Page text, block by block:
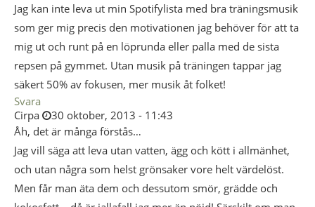
Jag kan inte leva ut min Spotifylista med bra träningsmusik
som ger mig precis den motivationen jag behöver för att ta
mig ut och runt på en löprunda eller palla med de sista
repsen på gymmet. Utan musik på träningen tappar jag
säkert 50% av fokusen, mer musik åt folket!
Svara
Cirpa
30 oktober, 2013 - 11:43
Åh, det är många förstås…
Jag vill säga att leva utan vatten, ägg och kött i allmänhet,
och utan några som helst grönsaker vore helt värdelöst.
Men får man äta dem och dessutom smör, grädde och